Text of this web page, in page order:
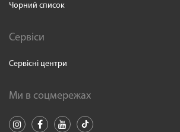
Чорний список
Сервіси
Сервісні центри
Ми в соцмережах